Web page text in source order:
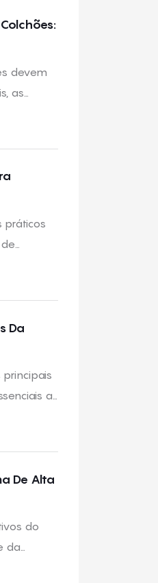
devem
as
dos
práticos
Da
a
De Alta
do
da
Essas